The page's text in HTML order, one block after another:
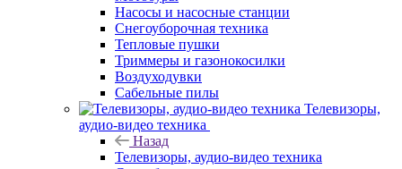
Насосы и насосные станции
Снегоуборочная техника
Тепловые пушки
Триммеры и газонокосилки
Воздуходувки
Сабельные пилы
Телевизоры,
аудио-видео техника
Назад
Телевизоры, аудио-видео техника